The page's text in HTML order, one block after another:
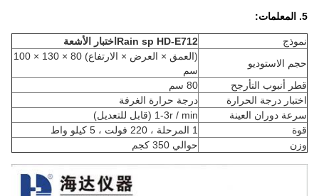
5.
المعلمات:
نموذج Rain sp HD-E712
اختبار الأشعة
حجم الاستوديو
(العمق × العرض × الارتفاع) 80 × 130 × 100
سم
قطر أنبوب التأرجح
80 سم
اختبار درجة الحرارة
درجة حرارة الغرفة
سرعة دوران العينة
1-3r / min (قابل للتعديل)
قوة
1 المرحلة ، 220 فولت ، 5 كيلو واط
وزن
حوالي 350 كجم